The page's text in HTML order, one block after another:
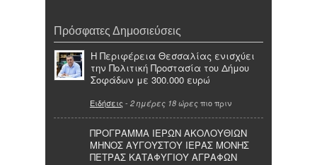
Πρόσφατες Δημοσιεύσεις
Η Περιφέρεια Θεσσαλίας ενισχύει
την Πολιτική Προστασία του Δήμου
Σοφάδων με 300.000 ευρώ
Ειδήσεις - 2 ημέρες 18 ώρες πιο πριν
ΠΡΟΓΡΑΜΜΑ ΙΕΡΩΝ ΑΚΟΛΟΥΘΙΩΝ
ΜΗΝΟΣ ΑΥΓΟΥΣΤΟΥ ΙΕΡΑΣ ΜΟΝΗΣ
ΠΕΤΡΑΣ ΚΑΤΑΦΥΓΙΟΥ ΑΓΡΑΦΩΝ